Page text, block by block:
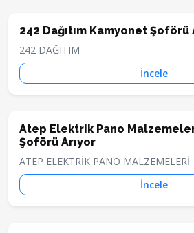
242 Dağıtım Kamyonet Şoförü
242 DAĞITIM
İncele
Atep Elektrik Pano
Şoförü Arıyor
ATEP ELEKTRİK PANO MALZEMELERİ
İncele